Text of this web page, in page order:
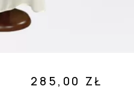
285,00 ZŁ